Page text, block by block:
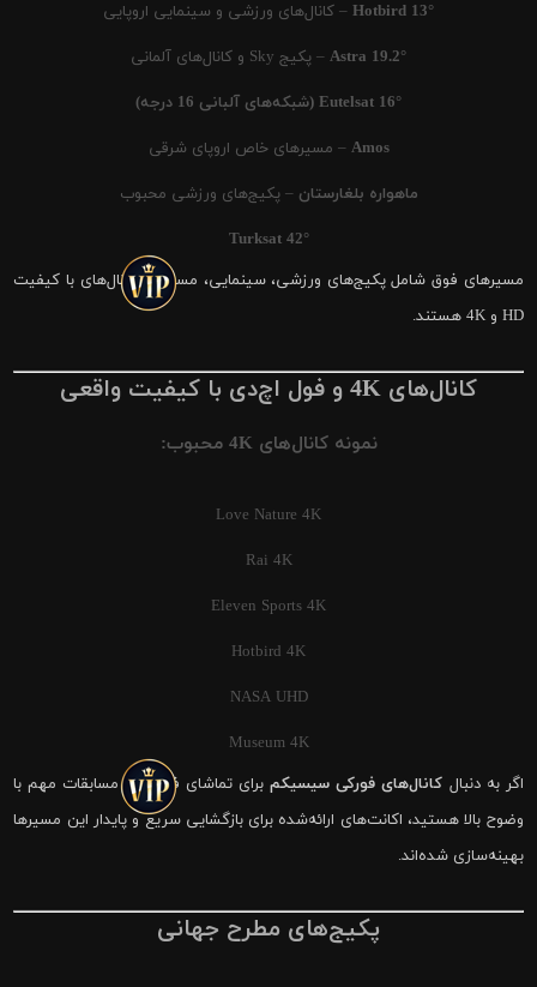
Hotbird 13° – کانال‌های ورزشی و سینمایی اروپایی
Astra 19.2° – پکیج Sky و کانال‌های آلمانی
Eutelsat 16° (شبکه‌های آلبانی 16 درجه)
Amos – مسیرهای خاص اروپای شرقی
ماهواره بلغارستان – پکیج‌های ورزشی محبوب
Turksat 42°
مسیرهای فوق شامل پکیج‌های ورزشی، سینمایی، مستند و کانال‌های با کیفیت
HD و 4K هستند.
کانال‌های 4K و فول اچ‌دی با کیفیت واقعی
نمونه کانال‌های 4K محبوب:
Love Nature 4K
Rai 4K
Eleven Sports 4K
Hotbird 4K
NASA UHD
Museum 4K
اگر به دنبال کانال‌های فورکی سیسیکمبرای تماشای فوتبال و مسابقات مهم با
وضوح بالا هستید، اکانت‌های ارائه‌شده برای بازگشایی سریع و پایدار این مسیرها
بهینه‌سازی شده‌اند.
پکیج‌های مطرح جهانی